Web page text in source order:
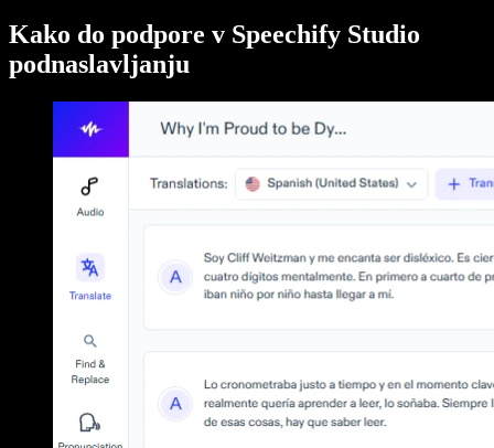
Kako do podpore v Speechify Studio
podnaslavljanju